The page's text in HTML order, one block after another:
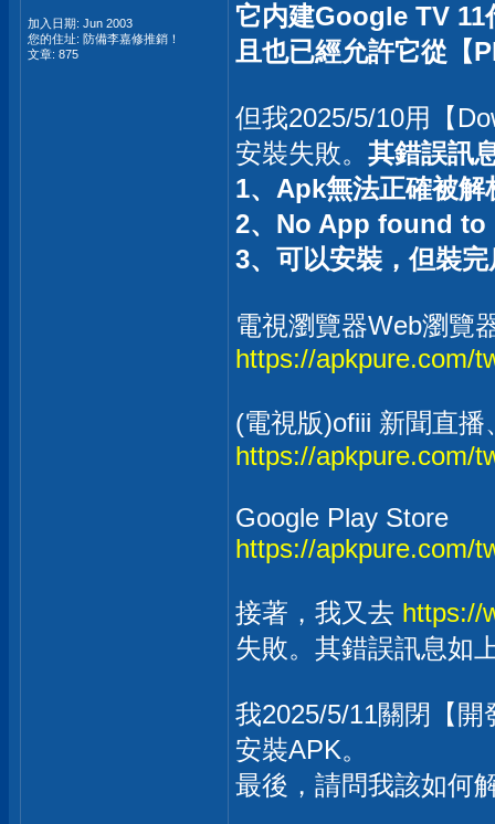
加入日期: Jun 2003
您的住址: 防備李嘉修推銷！
文章: 875
它内建Google TV 11
且也已經允許它從【
但我2025/5/10用【
安裝失敗。 其錯誤訊
1、Apk無法正確被解
2、No App found
3、可以安裝，但裝
電視瀏覽器Web瀏覽
https://apkpure.com/
(電視版)ofiii 新聞直
https://apkpure.com/
Google Play Store
https://apkpure.com/
接著，我又去 https://
失敗。其錯誤訊息如
我2025/5/11關閉【
安裝APK。
最後，請問我該如何